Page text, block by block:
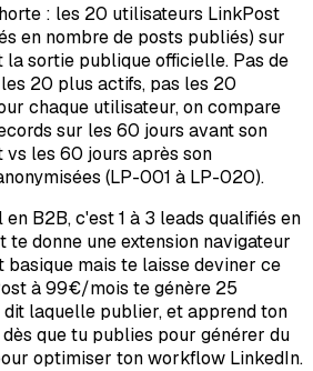
: les 20 utilisateurs LinkPost
en nombre de posts publiés) sur
la sortie publique officielle. Pas de
20 plus actifs, pas les 20
chaque utilisateur, on compare
sur les 60 jours avant son
les 60 jours après son
(LP-001 à LP-020).
B2B, c'est 1 à 3 leads qualifiés en
te donne une extension navigateur
mais te laisse deviner ce
à 99€/mois te génère 25
laquelle publier, et apprend ton
que tu publies pour générer du
optimiser ton workflow LinkedIn.